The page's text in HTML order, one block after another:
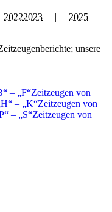
20222023 | 2025
unsere
– F Zeitzeugen von
H – K Zeitzeugen von
– S Zeitzeugen von